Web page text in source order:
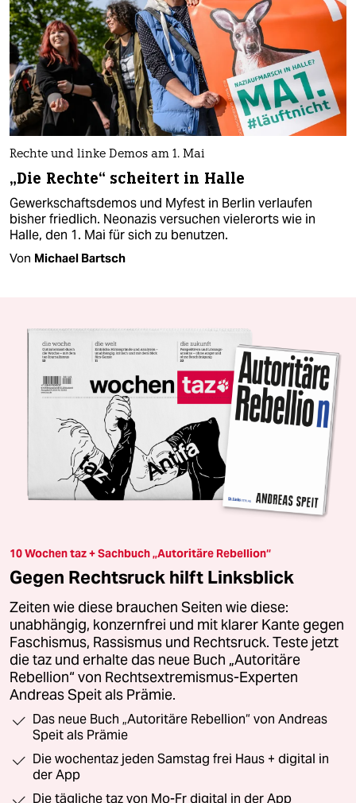
Rechte und linke Demos am 1. Mai
„Die Rechte“ scheitert in Halle
Gewerkschaftsdemos und Myfest in Berlin verlaufen
bisher friedlich. Neonazis versuchen vielerorts wie in
Halle, den 1. Mai für sich zu benutzen.
Von Michael Bartsch
10 Wochen taz + Sachbuch „Autoritäre Rebellion“
Gegen Rechtsruck hilft Linksblick
Zeiten wie diese brauchen Seiten wie diese:
unabhängig, konzernfrei und mit klarer Kante gegen
Faschismus, Rassismus und Rechtsruck. Teste jetzt
die taz und erhalte das neue Buch „Autoritäre
Rebellion“ von Rechtsextremismus-Experten
Andreas Speit als Prämie.
Das neue Buch „Autoritäre Rebellion“ von Andreas
Speit als Prämie
Die wochentaz jeden Samstag frei Haus + digital in
der App
Die tägliche taz von Mo-Fr digital in der App